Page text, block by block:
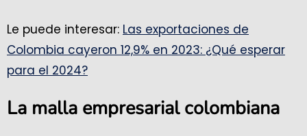
Le puede interesar: Las exportaciones de
Colombia cayeron 12,9% en 2023: ¿Qué esperar
para el 2024?
La malla empresarial colombiana